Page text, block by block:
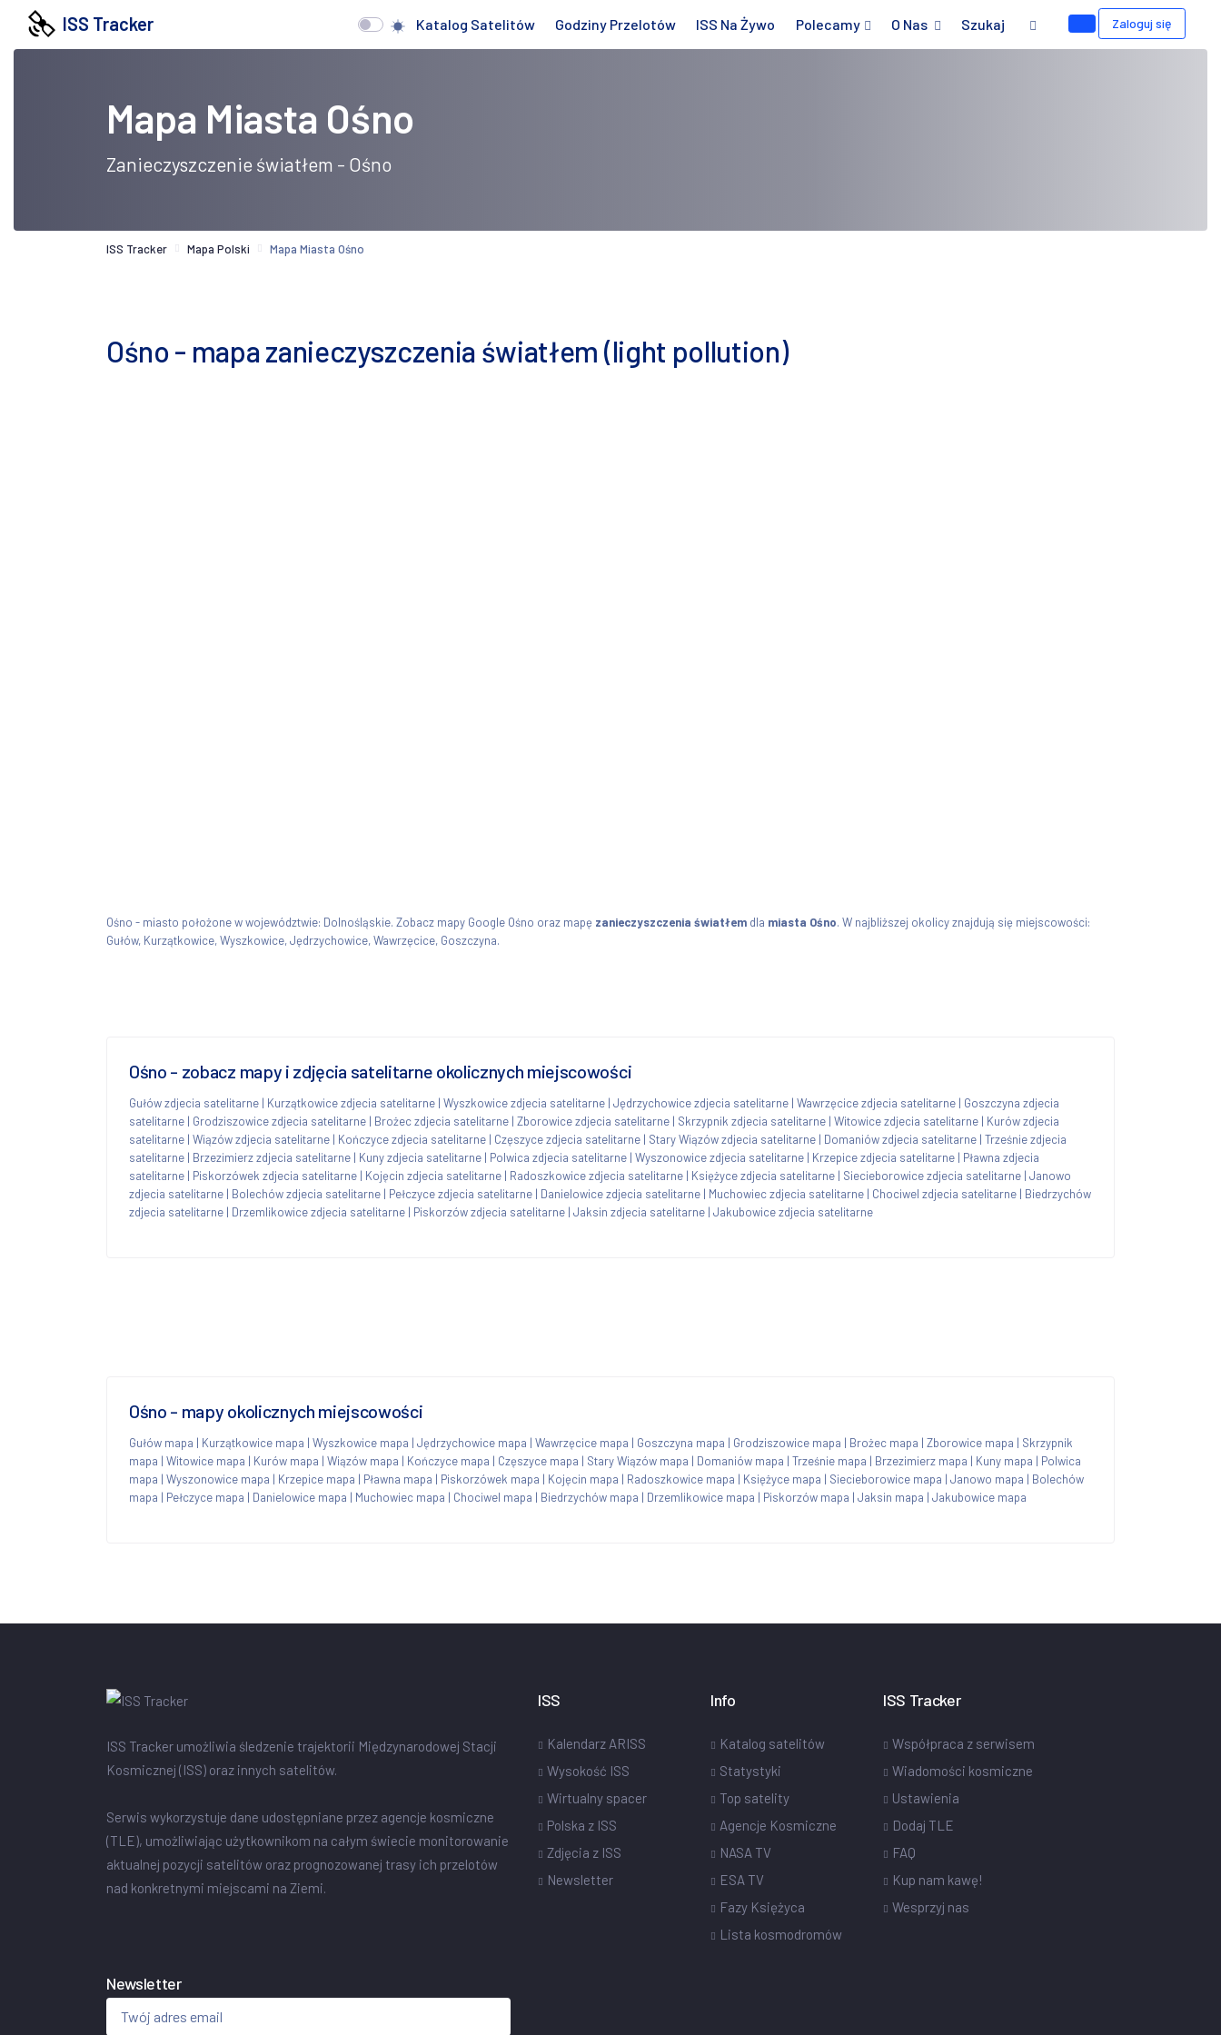
ISS Tracker Katalog Satelitów Godziny Przelotów ISS Na Żywo Polecamy O Nas Szukaj Zaloguj się
Mapa Miasta Ośno
Zanieczyszczenie światłem - Ośno
ISS Tracker Mapa Polski Mapa Miasta Ośno
Ośno - mapa zanieczyszczenia światłem (light pollution)
Ośno - miasto położone w województwie: Dolnośląskie. Zobacz mapy Google Ośno oraz mapę zanieczyszczenia światłem dla miasta Ośno. W najbliższej okolicy znajdują się miejscowości:
Gułów, Kurzątkowice, Wyszkowice, Jędrzychowice, Wawrzęcice, Goszczyna.
Ośno - zobacz mapy i zdjęcia satelitarne okolicznych miejscowości
Gułów zdjecia satelitarne | Kurzątkowice zdjecia satelitarne | Wyszkowice zdjecia satelitarne | Jędrzychowice zdjecia satelitarne | Wawrzęcice zdjecia satelitarne | Goszczyna zdjecia
satelitarne | Grodziszowice zdjecia satelitarne | Brożec zdjecia satelitarne | Zborowice zdjecia satelitarne | Skrzypnik zdjecia satelitarne | Witowice zdjecia satelitarne | Kurów zdjecia
satelitarne | Wiązów zdjecia satelitarne | Kończyce zdjecia satelitarne | Częszyce zdjecia satelitarne | Stary Wiązów zdjecia satelitarne | Domaniów zdjecia satelitarne | Trześnie zdjecia
satelitarne | Brzezimierz zdjecia satelitarne | Kuny zdjecia satelitarne | Polwica zdjecia satelitarne | Wyszonowice zdjecia satelitarne | Krzepice zdjecia satelitarne | Pławna zdjecia
satelitarne | Piskorzówek zdjecia satelitarne | Kojęcin zdjecia satelitarne | Radoszkowice zdjecia satelitarne | Księżyce zdjecia satelitarne | Siecieborowice zdjecia satelitarne | Janowo
zdjecia satelitarne | Bolechów zdjecia satelitarne | Pełczyce zdjecia satelitarne | Danielowice zdjecia satelitarne | Muchowiec zdjecia satelitarne | Chociwel zdjecia satelitarne | Biedrzychów
zdjecia satelitarne | Drzemlikowice zdjecia satelitarne | Piskorzów zdjecia satelitarne | Jaksin zdjecia satelitarne | Jakubowice zdjecia satelitarne
Ośno - mapy okolicznych miejscowości
Gułów mapa | Kurzątkowice mapa | Wyszkowice mapa | Jędrzychowice mapa | Wawrzęcice mapa | Goszczyna mapa | Grodziszowice mapa | Brożec mapa | Zborowice mapa | Skrzypnik
mapa | Witowice mapa | Kurów mapa | Wiązów mapa | Kończyce mapa | Częszyce mapa | Stary Wiązów mapa | Domaniów mapa | Trześnie mapa | Brzezimierz mapa | Kuny mapa | Polwica
mapa | Wyszonowice mapa | Krzepice mapa | Pławna mapa | Piskorzówek mapa | Kojęcin mapa | Radoszkowice mapa | Księżyce mapa | Siecieborowice mapa | Janowo mapa | Bolechów
mapa | Pełczyce mapa | Danielowice mapa | Muchowiec mapa | Chociwel mapa | Biedrzychów mapa | Drzemlikowice mapa | Piskorzów mapa | Jaksin mapa | Jakubowice mapa
ISS Tracker umożliwia śledzenie trajektorii Międzynarodowej Stacji
Kosmicznej (ISS) oraz innych satelitów.
Serwis wykorzystuje dane udostępniane przez agencje kosmiczne
(TLE), umożliwiając użytkownikom na całym świecie monitorowanie
aktualnej pozycji satelitów oraz prognozowanej trasy ich przelotów
nad konkretnymi miejscami na Ziemi.
ISS
Kalendarz ARISS
Wysokość ISS
Wirtualny spacer
Polska z ISS
Zdjęcia z ISS
Newsletter
Info
Katalog satelitów
Statystyki
Top satelity
Agencje Kosmiczne
NASA TV
ESA TV
Fazy Księżyca
Lista kosmodromów
ISS Tracker
Współpraca z serwisem
Wiadomości kosmiczne
Ustawienia
Dodaj TLE
FAQ
Kup nam kawę!
Wesprzyj nas
Newsletter